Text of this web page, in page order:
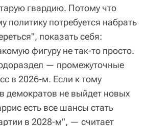
гвардию. Потому что
потребуется набрать
показать себя:
фигуру не так-то просто.
— промежуточные
в 2026-м. Если к тому
демократов не выйдет новых
есть все шансы стать
в 2028-м", — считает